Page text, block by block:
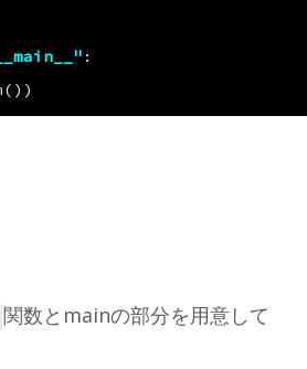
:
())
関数とmainの部分を用意して